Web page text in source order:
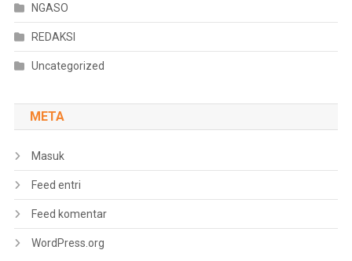
NGASO
REDAKSI
Uncategorized
META
Masuk
Feed entri
Feed komentar
WordPress.org